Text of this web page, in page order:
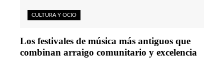
CULTURA Y OCIO
Los festivales de música más antiguos que
combinan arraigo comunitario y excelencia